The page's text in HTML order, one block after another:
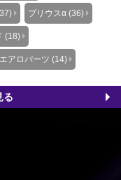
プリウスα (36)
(18)
エアロパーツ (14)
る